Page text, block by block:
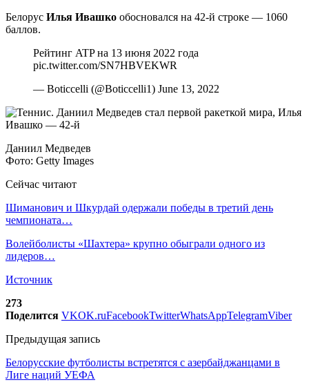
Белорус Илья Ивашко обосновался на 42-й строке — 1060
баллов.
Рейтинг ATP на 13 июня 2022 года
pic.twitter.com/SN7HBVEKWR
— Boticcelli (@Boticcelli1) June 13, 2022
Даниил Медведев
Фото: Getty Images
Сейчас читают
Шиманович и Шкурдай одержали победы в третий день
чемпионата…
Волейболисты «Шахтера» крупно обыграли одного из
лидеров…
Источник
273
Поделится VKOK.ruFacebookTwitterWhatsAppTelegramViber
Предыдущая запись
Белорусские футболисты встретятся с азербайджанцами в
Лиге наций УЕФА